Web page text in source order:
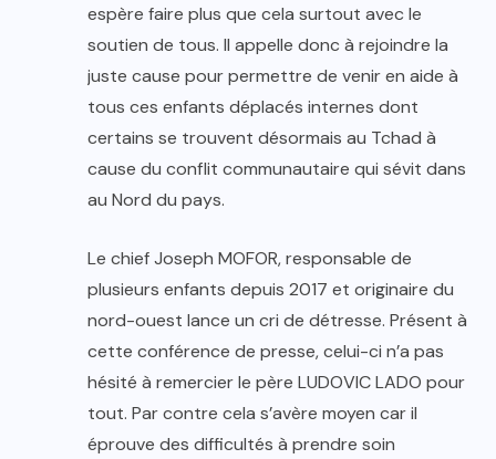
espère faire plus que cela surtout avec le
soutien de tous. Il appelle donc à rejoindre la
juste cause pour permettre de venir en aide à
tous ces enfants déplacés internes dont
certains se trouvent désormais au Tchad à
cause du conflit communautaire qui sévit dans
au Nord du pays.
Le chief Joseph MOFOR, responsable de
plusieurs enfants depuis 2017 et originaire du
nord-ouest lance un cri de détresse. Présent à
cette conférence de presse, celui-ci n’a pas
hésité à remercier le père LUDOVIC LADO pour
tout. Par contre cela s’avère moyen car il
éprouve des difficultés à prendre soin